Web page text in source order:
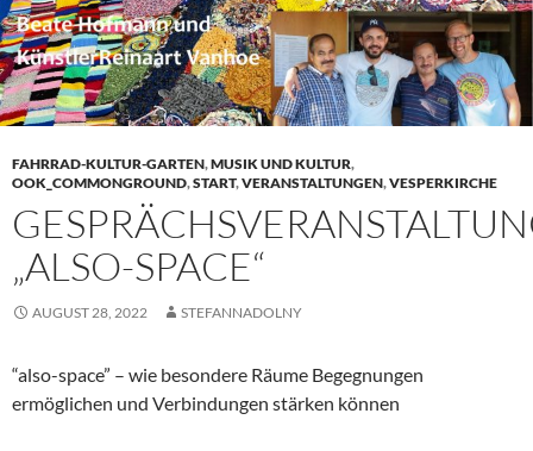
FAHRRAD-KULTUR-GARTEN,MUSIK UND KULTUR,
OOK_COMMONGROUND,START,VERANSTALTUNGEN,VESPERKIRCHE
„ALSO-SPACE“
AUGUST 28, 2022 STEFANNADOLNY
“also-space” – wie besondere Räume Begegnungen
ermöglichen und Verbindungen stärken können